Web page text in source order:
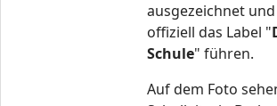
ausgezeichnet
offiziell das Label "
Schule" führen.
Auf dem Foto